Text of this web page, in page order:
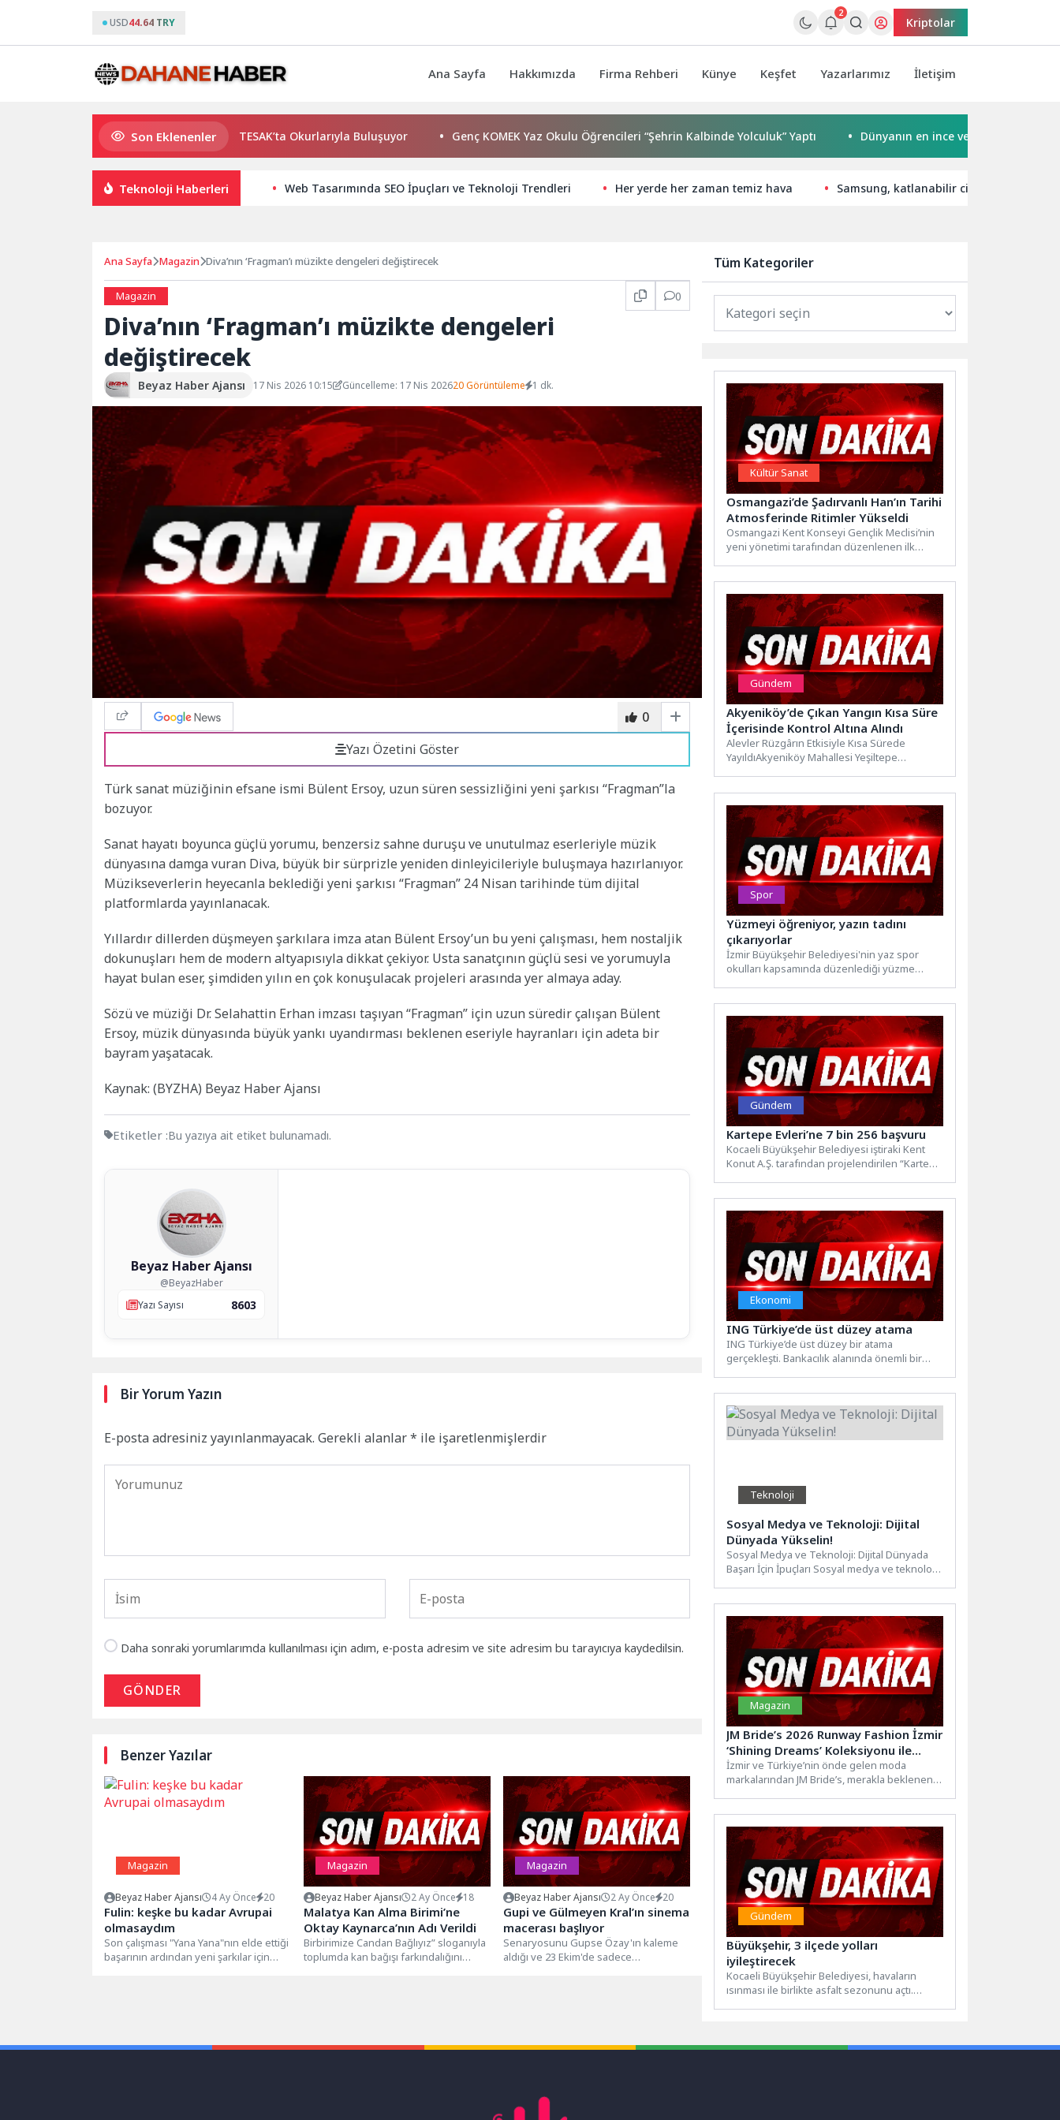
USD44.64 TRY
2
Kriptolar
Ana Sayfa Hakkımızda Firma Rehberi Künye Keşfet Yazarlarımız İletişim
Son Eklenenler
Usta Yazar Burhan Sönmez TESAK’ta Okurlarıyla Buluşuyor Genç KOMEK Yaz Okulu Öğrencileri “Şehrin Kalbinde Yolculuk” Yaptı Dünyanın en ince ve en güçlü katlanabilir
Teknoloji Haberleri Web Tasarımında SEO İpuçları ve Teknoloji Trendleri Her yerde her zaman temiz hava Samsung, katlanabilir cihaz
Ana Sayfa Magazin Diva’nın ‘Fragman’ı müzikte dengeleri değiştirecek
Magazin 0
Diva’nın ‘Fragman’ı müzikte dengeleri
değiştirecek
Beyaz Haber Ajansı 17 Nis 2026 10:15 Güncelleme: 17 Nis 202620 Görüntüleme 1 dk.
0
Yazı Özetini Göster
Türk sanat müziğinin efsane ismi Bülent Ersoy, uzun süren sessizliğini yeni şarkısı “Fragman”la
bozuyor.
Sanat hayatı boyunca güçlü yorumu, benzersiz sahne duruşu ve unutulmaz eserleriyle müzik
dünyasına damga vuran Diva, büyük bir sürprizle yeniden dinleyicileriyle buluşmaya hazırlanıyor.
Müzikseverlerin heyecanla beklediği yeni şarkısı “Fragman” 24 Nisan tarihinde tüm dijital
platformlarda yayınlanacak.
Yıllardır dillerden düşmeyen şarkılara imza atan Bülent Ersoy’un bu yeni çalışması, hem nostaljik
dokunuşları hem de modern altyapısıyla dikkat çekiyor. Usta sanatçının güçlü sesi ve yorumuyla
hayat bulan eser, şimdiden yılın en çok konuşulacak projeleri arasında yer almaya aday.
Sözü ve müziği Dr. Selahattin Erhan imzası taşıyan “Fragman” için uzun süredir çalışan Bülent
Ersoy, müzik dünyasında büyük yankı uyandırması beklenen eseriyle hayranları için adeta bir
bayram yaşatacak.
Kaynak: (BYZHA) Beyaz Haber Ajansı
Etiketler :Bu yazıya ait etiket bulunamadı.
Beyaz Haber Ajansı
@BeyazHaber
Yazı Sayısı
8603
Bir Yorum Yazın
E-posta adresiniz yayınlanmayacak. Gerekli alanlar* ile işaretlenmişlerdir
Daha sonraki yorumlarımda kullanılması için adım, e-posta adresim ve site adresim bu tarayıcıya kaydedilsin.
GÖNDER
Benzer Yazılar
Magazin
Beyaz Haber Ajansı 4 Ay Önce 20
Fulin: keşke bu kadar Avrupai
olmasaydım
Son çalışması "Yana Yana"nın elde ettiği
başarının ardından yeni şarkılar için
Magazin
Beyaz Haber Ajansı 2 Ay Önce 18
Malatya Kan Alma Birimi’ne
Oktay Kaynarca’nın Adı Verildi
Birbirimize Candan Bağlıyız” sloganıyla
toplumda kan bağışı farkındalığını
Magazin
Beyaz Haber Ajansı 2 Ay Önce 20
Gupi ve Gülmeyen Kral’ın sinema
macerası başlıyor
Senaryosunu Gupse Özay'ın kaleme
aldığı ve 23 Ekim'de sadece
Tüm Kategoriler
Kültür Sanat
Osmangazi’de Şadırvanlı Han’ın Tarihi
Atmosferinde Ritimler Yükseldi
Osmangazi Kent Konseyi Gençlik Meclisi’nin
yeni yönetimi tarafından düzenlenen ilk
Gündem
Akyeniköy’de Çıkan Yangın Kısa Süre
İçerisinde Kontrol Altına Alındı
Alevler Rüzgârın Etkisiyle Kısa Sürede
YayıldıAkyeniköy Mahallesi Yeşiltepe
Spor
Yüzmeyi öğreniyor, yazın tadını
çıkarıyorlar
İzmir Büyükşehir Belediyesi'nin yaz spor
okulları kapsamında düzenlediği yüzme
Gündem
Kartepe Evleri’ne 7 bin 256 başvuru
Kocaeli Büyükşehir Belediyesi iştiraki Kent
Konut A.Ş. tarafından projelendirilen “Kartepe
Ekonomi
ING Türkiye’de üst düzey atama
ING Türkiye’de üst düzey bir atama
gerçekleşti. Bankacılık alanında önemli bir
Teknoloji
Sosyal Medya ve Teknoloji: Dijital
Dünyada Yükselin!
Sosyal Medya ve Teknoloji: Dijital Dünyada
Başarı İçin İpuçları Sosyal medya ve teknoloji,
Magazin
JM Bride’s 2026 Runway Fashion İzmir
‘Shining Dreams’ Koleksiyonu ile
Moda Dünyasına Büyüleyici Bir
Dokunuş
İzmir ve Türkiye’nin önde gelen moda
markalarından JM Bride’s, merakla beklenen
Gündem
Büyükşehir, 3 ilçede yolları
iyileştirecek
Kocaeli Büyükşehir Belediyesi, havaların
ısınması ile birlikte asfalt sezonunu açtı.